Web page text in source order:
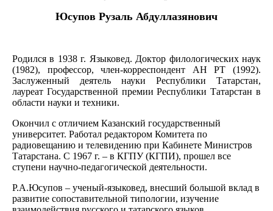
Юсупов Рузаль Абдуллазянович
Родился в 1938 г. Языковед. Доктор филологических наук
(1982), профессор, член-корреспондент АН РТ (1992).
Заслуженный деятель науки Республики Татарстан,
лауреат Государственной премии Республики Татарстан в
области науки и техники.
Окончил с отличием Казанский государственный
университет. Работал редактором Комитета по
радиовещанию и телевидению при Кабинете Министров
Татарстана. С 1967 г. – в КГПУ (КГПИ), прошел все
ступени научно-педагогической деятельности.
Р.А.Юсупов – ученый-языковед, внесший большой вклад в
развитие сопоставительной типологии, изучение